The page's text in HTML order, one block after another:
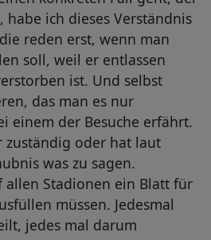
habe ich dieses Verständnis
reden erst, wenn man
soll, weil er entlassen
ist. Und selbst
das man es nur
einem der Besuche erfährt.
zuständig oder hat laut
was zu sagen.
allen Stadionen ein Blatt für
müssen. Jedesmal
jedes mal darum